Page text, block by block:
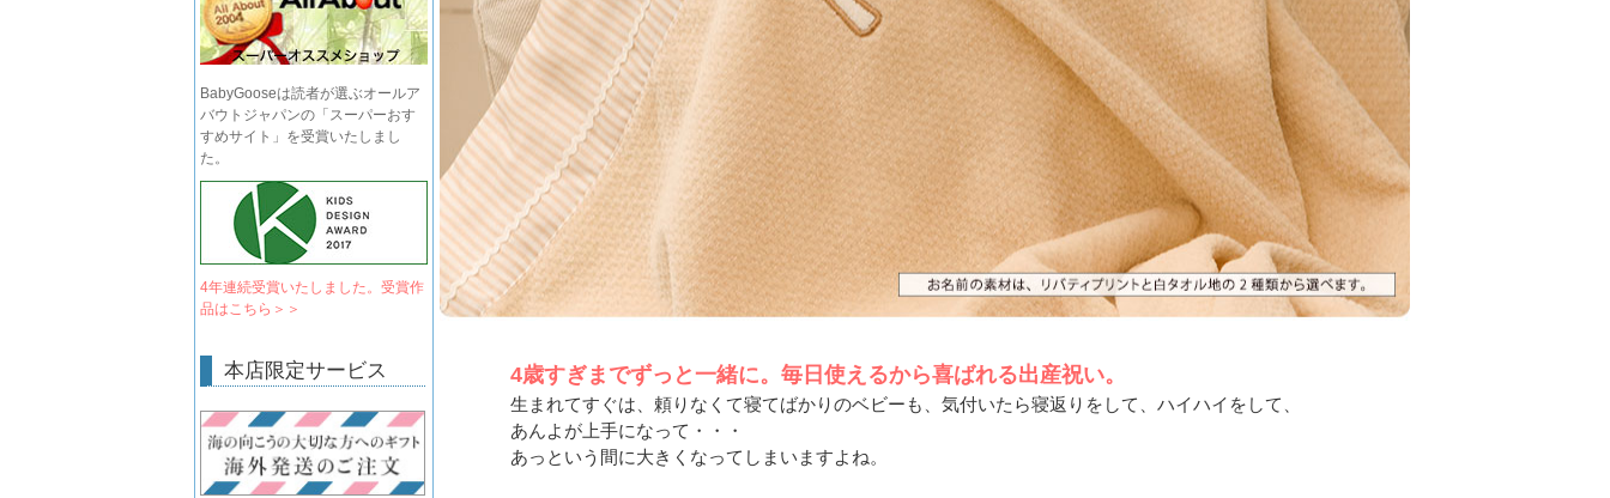
BabyGooseは読者が選ぶオールア
バウトジャパンの「スーパーおす
すめサイト」を受賞いたしまし
た。
4年連続受賞いたしました。受賞作
品はこちら＞＞
本店限定サービス 4歳すぎまでずっと一緒に。毎日使えるから喜ばれる出産祝い。
生まれてすぐは、頼りなくて寝てばかりのベビーも、気付いたら寝返りをして、ハイハイをして、
あんよが上手になって・・・
あっという間に大きくなってしまいますよね。